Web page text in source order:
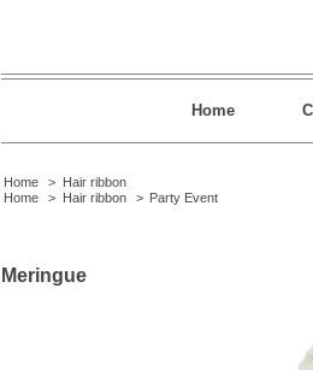
Home
Home > Hair ribbon
Home
> Hair ribbon > Party Event
Meringue